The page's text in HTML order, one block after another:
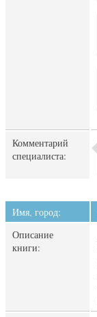
Комментарий
специалиста:
Имя, город:
Описание
книги: